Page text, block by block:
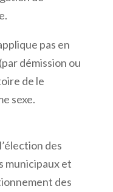
pas en
démission ou
de le
sexe.
des
municipaux et
des